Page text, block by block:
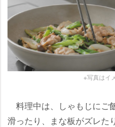
※写真はイ
料理中は、しゃもじにご
滑ったり、まな板がズレた